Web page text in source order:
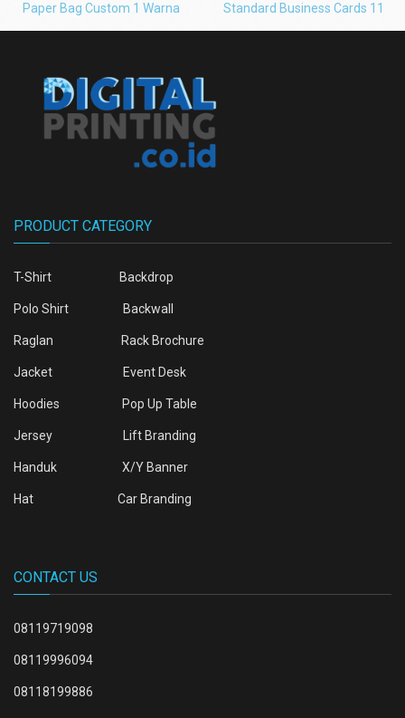
Paper Bag Custom 1 Warna Standard Business Cards 11
PRODUCT CATEGORY
T-Shirt Backdrop
Polo Shirt Backwall
Raglan Rack Brochure
Jacket Event Desk
Hoodies Pop Up Table
Jersey Lift Branding
Handuk X/Y Banner
Hat Car Branding
CONTACT US
08119719098
08119996094
08118199886